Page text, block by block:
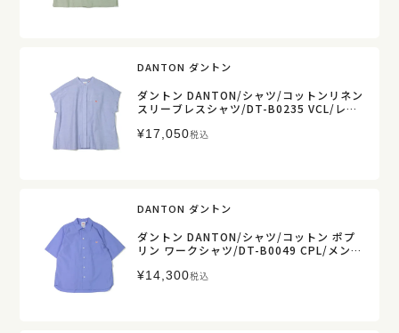
DANTON ダントン
ダントン DANTON/シャツ/コットンリネン
スリーブレスシャツ/DT-B0235 VCL/レデ
¥17,050税込
DANTON ダントン
ダントン DANTON/シャツ/コットン ポプ
リン ワークシャツ/DT-B0049 CPL/メンズ
¥14,300税込